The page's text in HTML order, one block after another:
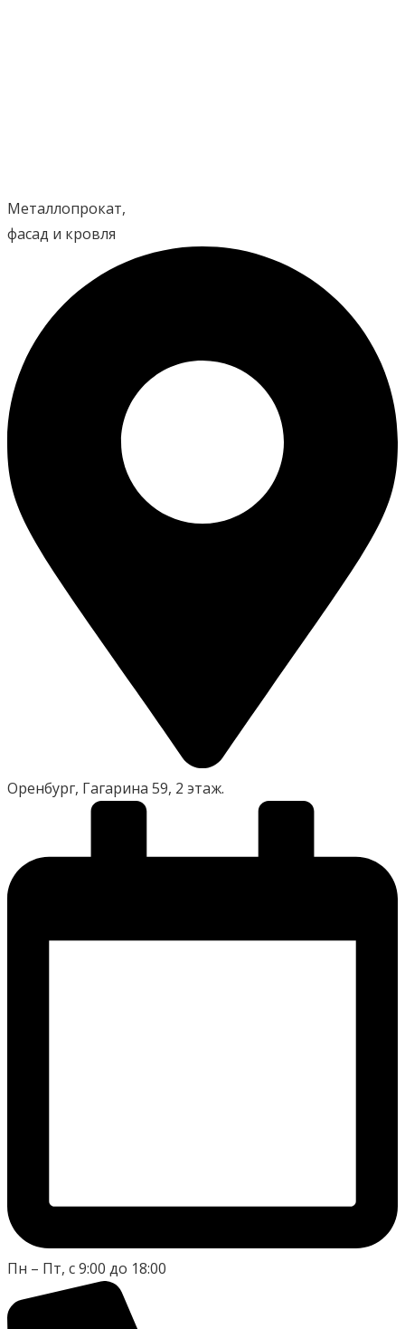
Металлопрокат,
фасад и кровля
Оренбург, Гагарина 59, 2 этаж.
Пн – Пт, с 9:00 до 18:00